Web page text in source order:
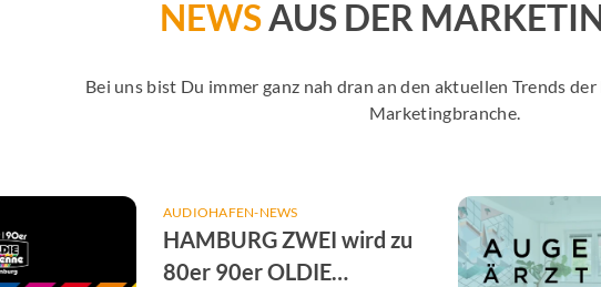
NEWSAUS DER
Bei uns bist Du immer ganz nah dran an den aktuellen Trends
Marketingbranche.
AUDIOHAFEN-NEWS
HAMBURG ZWEI wird zu
80er 90er OLDIE